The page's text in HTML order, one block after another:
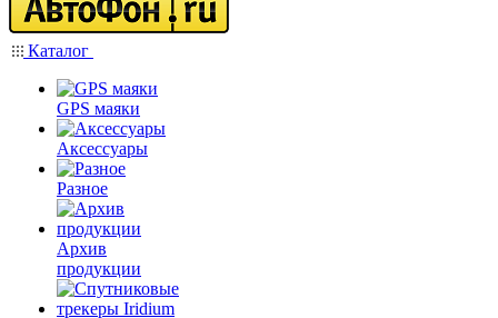
Каталог
GPS маяки
Аксессуары
Разное
Архив
продукции